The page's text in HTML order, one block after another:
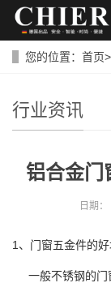
您的位置： 首页
行业资讯
铝合金门
日期：
1、门窗五金件的
一般不锈钢的门